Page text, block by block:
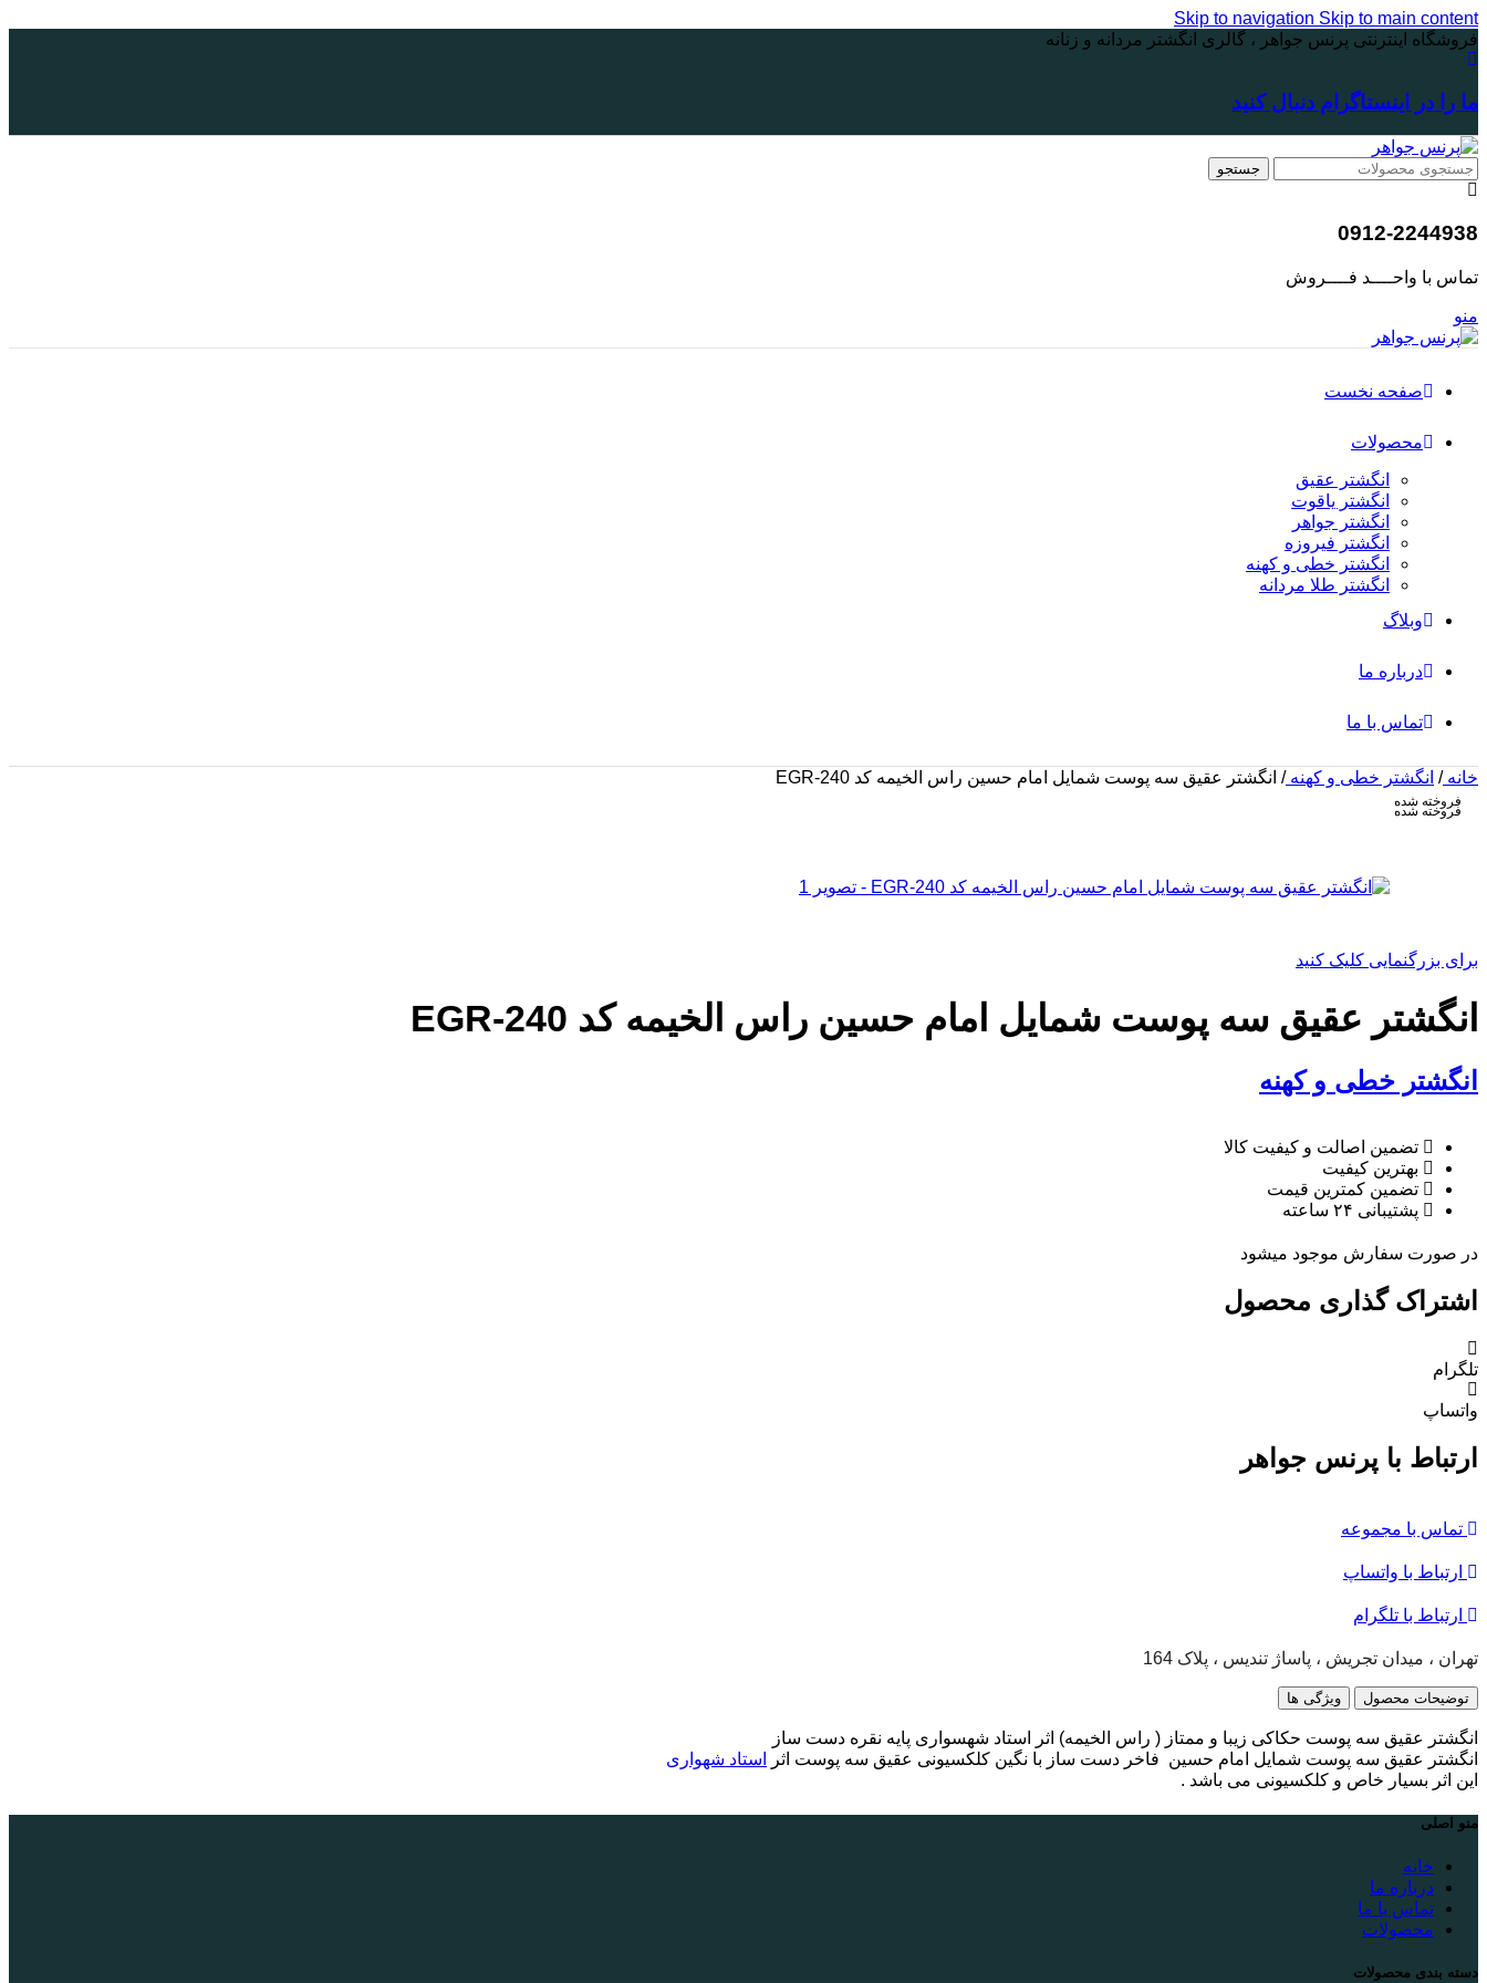
Skip to navigation Skip to main content
فروشگاه اینترنتی پرنس جواهر ، گالری انگشتر مردانه و زنانه
ما را در اینستاگرام دنبال کنید
جستجو
0912-2244938
تماس با واحــــد فــــروش
منو
صفحه نخست
محصولات
انگشتر عقیق
انگشتر یاقوت
انگشتر جواهر
انگشتر فیروزه
انگشتر خطی و کهنه
انگشتر طلا مردانه
وبلاگ
درباره ما
تماس با ما
خانه/ انگشتر خطی و کهنه/ انگشتر عقیق سه پوست شمایل امام حسین راس الخیمه کد EGR-240
فروخته شده
فروخته شده
برای بزرگنمایی کلیک کنید
انگشتر عقیق سه پوست شمایل امام حسین راس الخیمه کد EGR-240
انگشتر خطی و کهنه
تضمین اصالت و کیفیت کالا
بهترین کیفیت
تضمین کمترین قیمت
پشتیبانی ۲۴ ساعته
در صورت سفارش موجود میشود
اشتراک گذاری محصول
تلگرام
واتساپ
ارتباط با پرنس جواهر
تماس با مجموعه
ارتباط با واتساپ
ارتباط با تلگرام
تهران ، میدان تجریش ، پاساژ تندیس ، پلاک 164
توضیحات محصول ویژگی ها
انگشتر عقیق سه پوست حکاکی زیبا و‌ ممتاز ( راس الخیمه) اثر استاد شهسواری پایه نقره دست ساز
انگشتر عقیق سه پوست شمایل امام حسین فاخر دست ساز با نگین کلکسیونی عقیق سه پوست اثر
استاد شهواری
این اثر بسیار خاص و کلکسیونی می باشد .
منو اصلی
خانه
درباره ما
تماس با ما
محصولات
دسته بندی محصولات